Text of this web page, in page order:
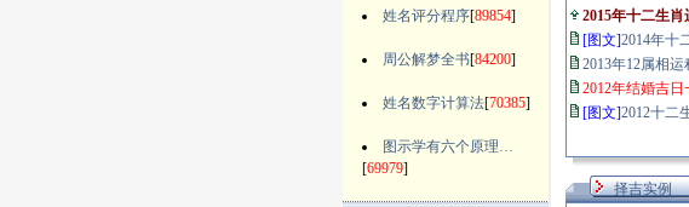
姓名评分程序[89854]
周公解梦全书[84200]
姓名数字计算法[70385]
图示学有六个原理…
[69979]
2015年十二生肖
[图文]2014年十
2013年12属相运
2012年结婚吉
[图文]2012十二
择吉实例